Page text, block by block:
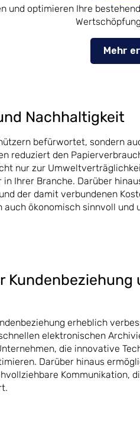
und optimieren Ihre
Mehr
Nachhaltigkeit
befürwortet, sondern
reduziert den
nur zur
Ihrer Branche. Darüber
der damit verbundenen
auch ökonomisch sinnvoll und
Kundenbeziehung
erheblich
elektronischen
die innovative
Darüber hinaus
Kommunikation,